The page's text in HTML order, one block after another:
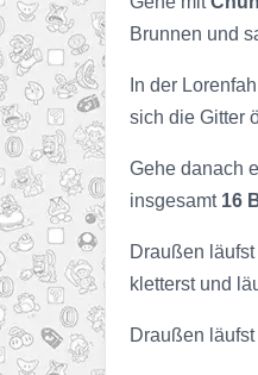
Brunnen und
In der
sich die Gitter
Gehe danach
insgesamt 16
Draußen
kletterst und
Draußen